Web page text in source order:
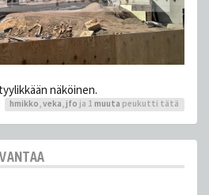
näköinen.
hmikko,veka, jfo ja 1 muuta peukutti tätä